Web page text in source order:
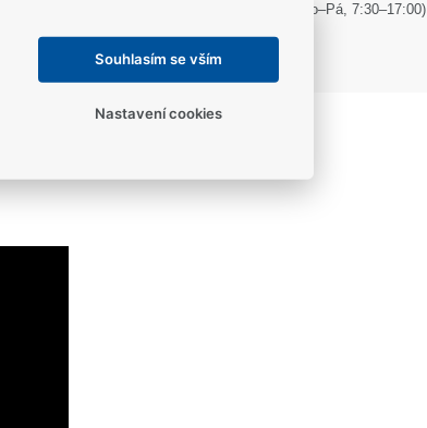
(Po–Pá, 7:30–17:00)
info@fab-shop.cz
Souhlasím se vším
Nastavení cookies